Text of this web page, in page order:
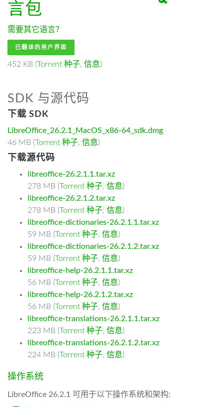
言包
需要其它语言？
已翻译的用户界面
452 KB (Torrent 种子, 信息)
SDK 与源代码
下载 SDK
LibreOffice_26.2.1_MacOS_x86-64_sdk.dmg
46 MB (Torrent 种子, 信息)
下载源代码
libreoffice-26.2.1.1.tar.xz
278 MB (Torrent 种子, 信息)
libreoffice-26.2.1.2.tar.xz
278 MB (Torrent 种子, 信息)
libreoffice-dictionaries-26.2.1.1.tar.xz
59 MB (Torrent 种子, 信息)
libreoffice-dictionaries-26.2.1.2.tar.xz
59 MB (Torrent 种子, 信息)
libreoffice-help-26.2.1.1.tar.xz
56 MB (Torrent 种子, 信息)
libreoffice-help-26.2.1.2.tar.xz
56 MB (Torrent 种子, 信息)
libreoffice-translations-26.2.1.1.tar.xz
223 MB (Torrent 种子, 信息)
libreoffice-translations-26.2.1.2.tar.xz
224 MB (Torrent 种子, 信息)
操作系统
LibreOffice 26.2.1 可用于以下操作系统和架构: